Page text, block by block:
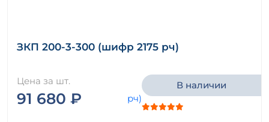
ЗКП 200-3-300 (шифр 2175 рч)
Цена за шт.
91 680 ₽
В наличии